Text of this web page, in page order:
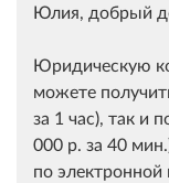
Юлия, добрый
Юридическую
можете
за 1 час), так и
000 р. за 40
по электронной